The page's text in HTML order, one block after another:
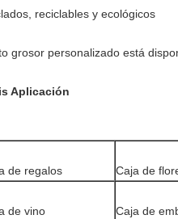
reciclables y ecológicos
grosor personalizado está
Aplicación
de regalos Caja de
de vino Caja de